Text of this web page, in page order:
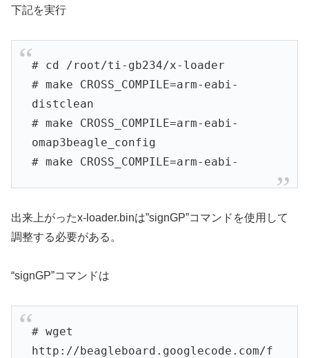
下記を実行
# cd /root/ti-gb234/x-loader
# make CROSS_COMPILE=arm-eabi-
distclean
# make CROSS_COMPILE=arm-eabi-
omap3beagle_config
# make CROSS_COMPILE=arm-eabi-
出来上がったx-loader.binは”signGP”コマンドを使用して
調整する必要がある。
“signGP”コマンドは
# wget
http://beagleboard.googlecode.com/f